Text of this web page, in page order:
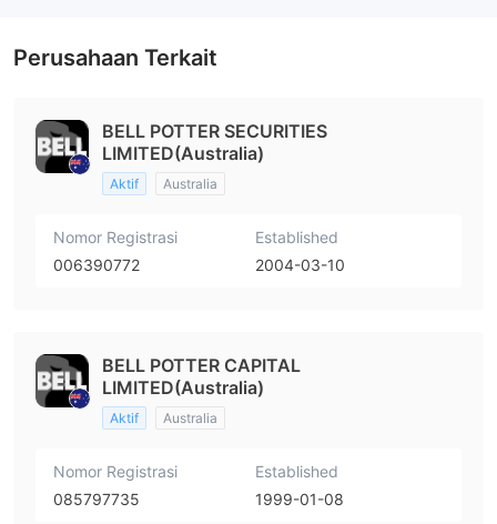
Perusahaan Terkait
BELL POTTER SECURITIES
LIMITED(Australia)
Aktif Australia
Nomor Registrasi
006390772
Established
2004-03-10
BELL POTTER CAPITAL
LIMITED(Australia)
Aktif Australia
Nomor Registrasi
085797735
Established
1999-01-08